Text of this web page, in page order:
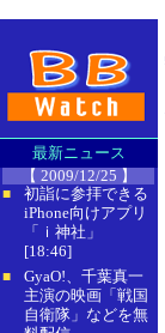
最新ニュース
【 2009/12/25 】
■
初詣に参拝できる
iPhone向けアプリ
「ｉ神社」
[18:46]
■
GyaO!、千葉真一
主演の映画「戦国
自衛隊」などを無